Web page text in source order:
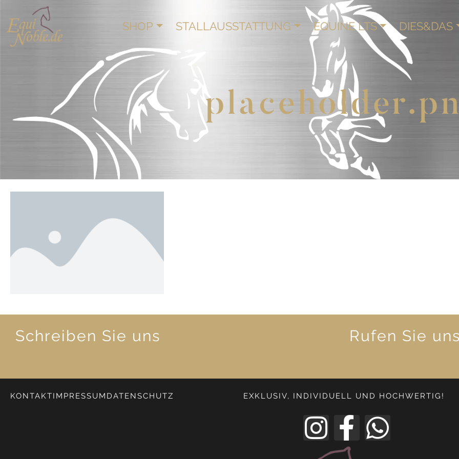
SHOP STALLAUSSTATTUNG EQUINE LTS DIES&DAS
Schreiben Sie uns Rufen Sie
KONTAKT IMPRESSUM DATENSCHUTZ EXKLUSIV, INDIVIDUELL UND HOCHWERTIG!